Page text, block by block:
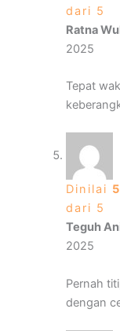
dari 5
Ratna
2025
Tepat
Dinilai 5
dari 5
Teguh
2025
Pernah
dengan